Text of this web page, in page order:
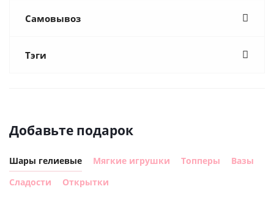
Самовывоз
Тэги
Добавьте подарок
Шары гелиевые Мягкие игрушки Топперы
Вазы
Сладости
Открытки